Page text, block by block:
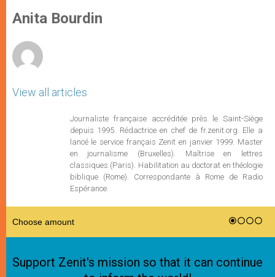
p
p
g
e
o
k
r
Anita Bourdin
View all articles
Journaliste française accréditée près le Saint-Siège
depuis 1995. Rédactrice en chef de fr.zenit.org. Elle a
lancé le service français Zenit en janvier 1999. Master
en journalisme (Bruxelles). Maîtrise en lettres
classiques (Paris). Habilitation au doctorat en théologie
biblique (Rome). Correspondante à Rome de Radio
Espérance.